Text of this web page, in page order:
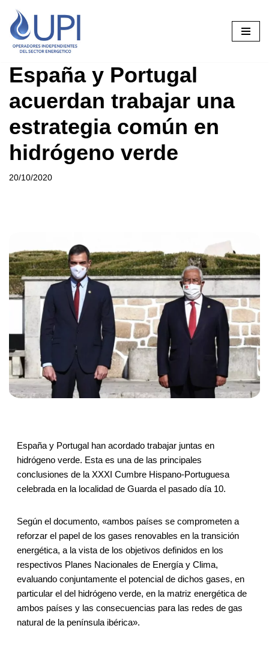
Saltar
al
España y Portugal
acuerdan trabajar una
estrategia común en
hidrógeno verde
20/10/2020
España y Portugal han acordado trabajar juntas en
hidrógeno verde. Esta es una de las principales
conclusiones de la XXXI Cumbre Hispano-Portuguesa
celebrada en la localidad de Guarda el pasado día 10.
Según el documento, «ambos países se comprometen a
reforzar el papel de los gases renovables en la transición
energética, a la vista de los objetivos definidos en los
respectivos Planes Nacionales de Energía y Clima,
evaluando conjuntamente el potencial de dichos gases, en
particular el del hidrógeno verde, en la matriz energética de
ambos países y las consecuencias para las redes de gas
natural de la península ibérica».